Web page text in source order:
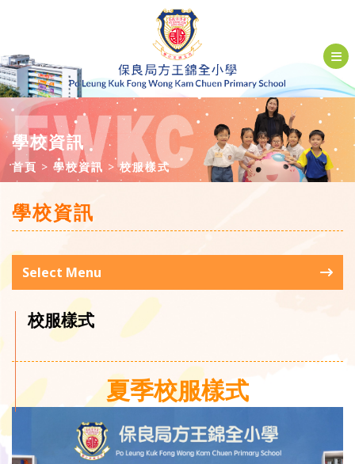
學校資訊
首頁 學校資訊 校服樣式
學校資訊
Select Menu
校服樣式
夏季校服樣式